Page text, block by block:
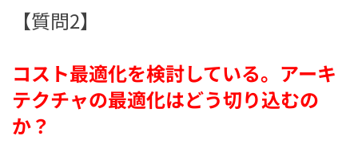
【質問2】
コスト最適化を検討している。アーキ
テクチャの最適化はどう切り込むの
か？